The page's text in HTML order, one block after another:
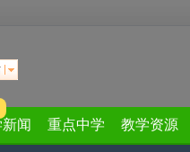
闻 重点中学 教学资源